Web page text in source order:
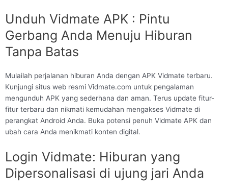
Unduh Vidmate APK : Pintu
Gerbang Anda Menuju Hiburan
Tanpa Batas
Mulailah perjalanan hiburan Anda dengan APK Vidmate terbaru.
Kunjungi situs web resmi Vidmate.com untuk pengalaman
mengunduh APK yang sederhana dan aman. Terus update fitur-
fitur terbaru dan nikmati kemudahan mengakses Vidmate di
perangkat Android Anda. Buka potensi penuh Vidmate APK dan
ubah cara Anda menikmati konten digital.
Login Vidmate: Hiburan yang
Dipersonalisasi di ujung jari Anda